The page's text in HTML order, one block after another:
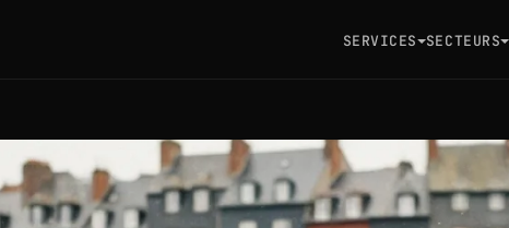
SERVICES SECTEURS